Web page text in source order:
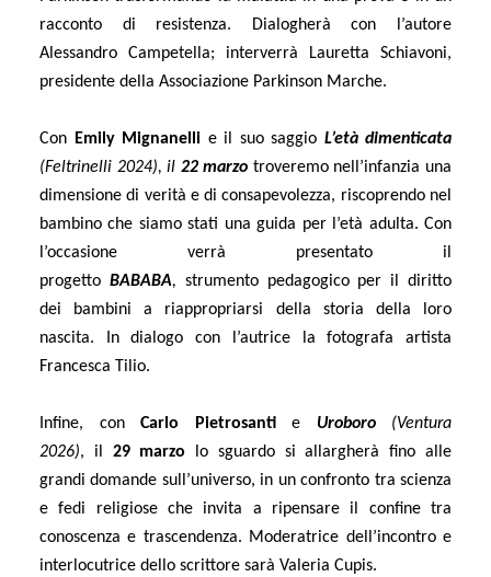
racconto di resistenza. Dialogherà con l’autore
Alessandro Campetella; interverrà Lauretta Schiavoni,
presidente della Associazione Parkinson Marche.
Con Emily Mignanelli e il suo saggio L’età dimenticata
(Feltrinelli 2024), il 22 marzo troveremo nell’infanzia una
dimensione di verità e di consapevolezza, riscoprendo nel
bambino che siamo stati una guida per l’età adulta. Con
l’occasione verrà presentato il
progetto BABABA, strumento pedagogico per il diritto
dei bambini a riappropriarsi della storia della loro
nascita. In dialogo con l’autrice la fotografa artista
Francesca Tilio.
Infine, con Carlo Pietrosantie Uroboro (Ventura
2026), il 29 marzo lo sguardo si allargherà fino alle
grandi domande sull’universo, in un confronto tra scienza
e fedi religiose che invita a ripensare il confine tra
conoscenza e trascendenza. Moderatrice dell’incontro e
interlocutrice dello scrittore sarà Valeria Cupis.